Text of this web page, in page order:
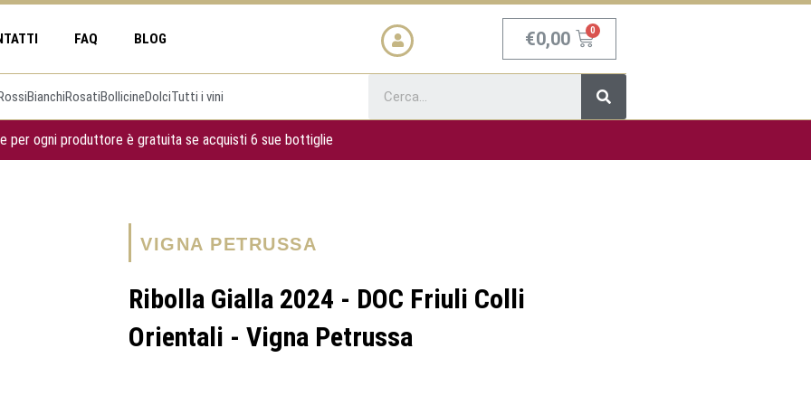
FAQ BLOG €0,00 Carrello
BianchiRosatiBollicineDolciTutti i vini
Cerca
per ogni produttore è gratuita se acquisti 6 sue bottiglie
VIGNA PETRUSSA
Ribolla Gialla 2024 - DOC Friuli Colli
Orientali - Vigna Petrussa